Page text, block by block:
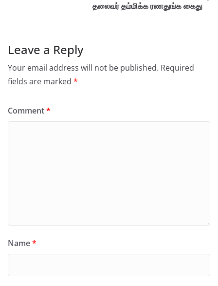
தலைவர் தம்மிக்க ரணதுங்க கைது
Leave a Reply
Your email address will not be published. Required
fields are marked *
Comment*
Name*